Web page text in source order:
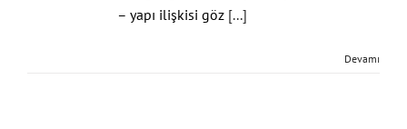
– yapı ilişkisi göz [...]
Devamı